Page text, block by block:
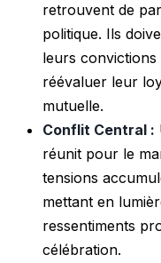
retrouvent de
politique. Ils
leurs convictions
réévaluer leur
mutuelle.
Conflit Central :
réunit pour le
tensions
mettant en
ressentiments
célébration.